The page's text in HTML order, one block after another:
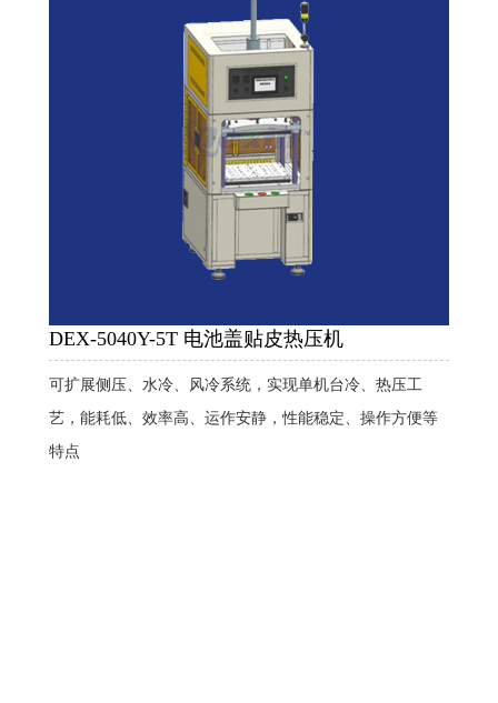
DEX-5040Y-5T 电池盖贴皮热压机
可扩展侧压、水冷、风冷系统，实现单机台冷、热压工
艺， 能耗低、效率高、运作安静，性能稳定、操作方便等
特点